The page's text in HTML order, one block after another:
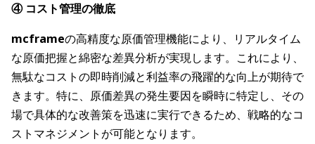
④ コスト管理の徹底
mcframeの高精度な原価管理機能により、リアルタイム
な原価把握と綿密な差異分析が実現します。これにより、
無駄なコストの即時削減と利益率の飛躍的な向上が期待で
きます。特に、原価差異の発生要因を瞬時に特定し、その
場で具体的な改善策を迅速に実行できるため、戦略的なコ
ストマネジメントが可能となります。